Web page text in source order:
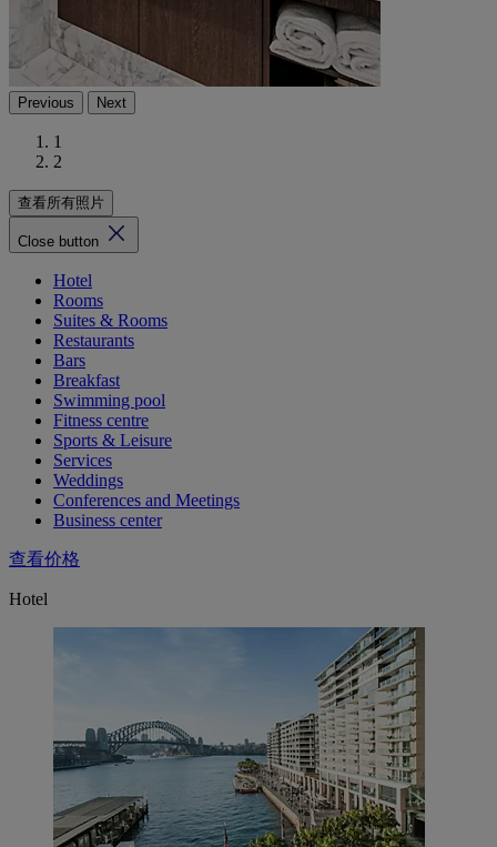
Previous Next
1
2
查看所有照片
Close button
Hotel
Rooms
Suites & Rooms
Restaurants
Bars
Breakfast
Swimming pool
Fitness centre
Sports & Leisure
Services
Weddings
Conferences and Meetings
Business center
查看价格
Hotel